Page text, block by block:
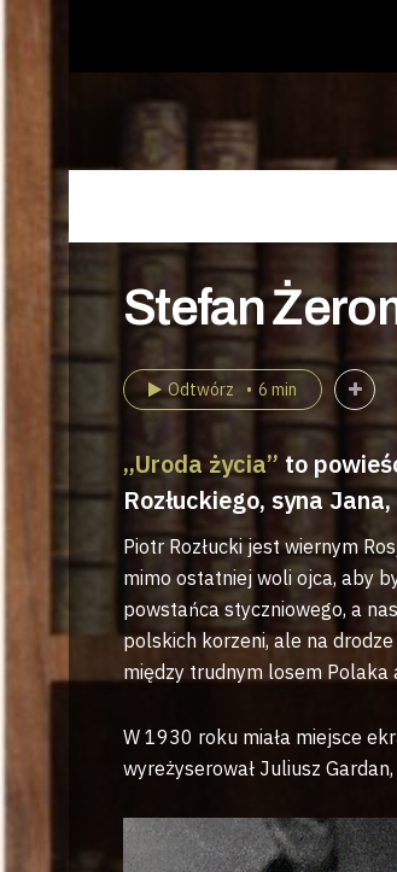
Stefan
Odtwórz 6 min
„Uroda życia” to
Rozłuckiego, syna
Piotr Rozłucki jest wiernym
mimo ostatniej woli ojca, aby
powstańca styczniowego, a
polskich korzeni, ale na
między trudnym losem Polaka
W 1930 roku miała miejsce
wyreżyserował Juliusz